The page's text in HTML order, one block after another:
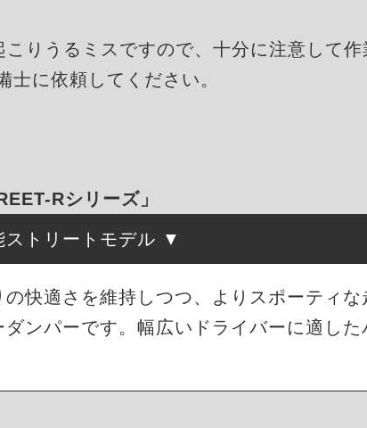
りうるミスですので、十分に注意して
に依頼してください。
Rシリーズ」
トリートモデル
快適さを維持しつつ、よりスポーティ
ンパーです。幅広いドライバーに適し